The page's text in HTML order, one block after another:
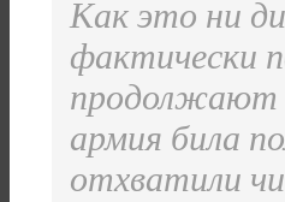
Как это ни
фактически
продолжают
армия била
отхватили